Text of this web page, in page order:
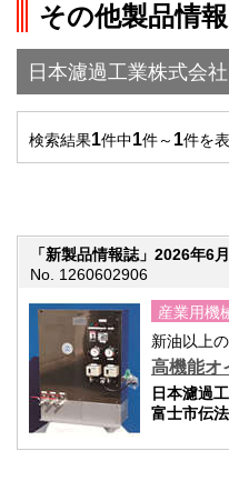
その他製品情報
日本濾過工業株式会社
検索結果1件中1件～ 1件を
「新製品情報誌」2026年6
No. 1260602906
産業用機
新油以上
高機能オ
日本濾過
富士市伝法